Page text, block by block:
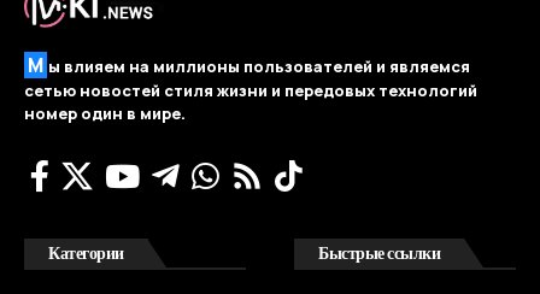
М ы влияем на миллионы пользователей и являемся
сетью новостей стиля жизни и передовых технологий
номер один в мире.
Категории Быстрые ссылки